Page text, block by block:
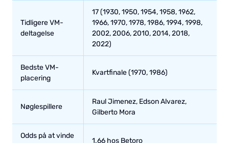
Tidligere VM-
deltagelse
17 (1930, 1950, 1954, 1958, 1962,
1966, 1970, 1978, 1986, 1994, 1998,
2002, 2006, 2010, 2014, 2018,
2022)
Bedste VM-
placering
Kvartfinale (1970, 1986)
Nøglespillere
Raul Jimenez, Edson Alvarez,
Gilberto Mora
Odds på at vinde
1.66 hos Betoro